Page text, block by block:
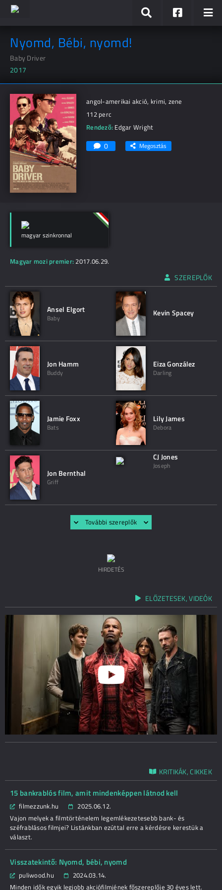
Nyomd, Bébi, nyomd!
Baby Driver
2017
angol-amerikai akció, krimi, zene
112 perc
Rendező: Edgar Wright
0 Megosztás
magyar szinkronnal
Magyar mozi premier: 2017.06.29.
SZEREPLŐK
Ansel Elgort
Baby
Kevin Spacey
Jon Hamm
Buddy
Eiza González
Darling
Jamie Foxx
Bats
Lily James
Debora
Jon Bernthal
Griff
CJ Jones
Joseph
További szereplők
HIRDETÉS
ELŐZETESEK, VIDEÓK
KRITIKÁK, CIKKEK
15 bankrablós film, amit mindenképpen látnod kell
filmezzunk.hu
2025.06.12.
Vajon melyek a filmtörténelem legemlékezetesebb bank- és
széfrablásos filmjei? Listánkban ezúttal erre a kérdésre kerestük a
választ.
Visszatekintő: Nyomd, bébi, nyomd
puliwood.hu
2024.03.14.
Minden idők egyik legjobb akciófilmjének főszereplője 30 éves lett.